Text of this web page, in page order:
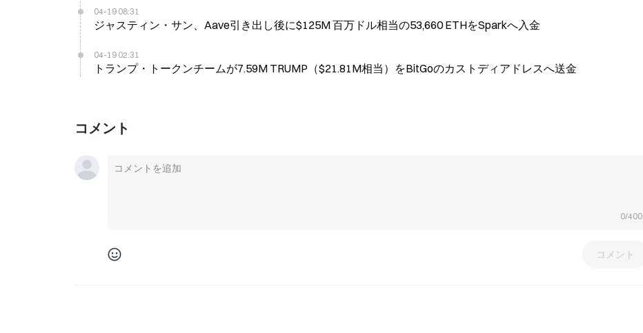
04-19 08:31
ジャスティン・サン、Aave引き出し後に$125M 百万ドル相当の53,660 ETHをSparkへ入金
04-19 02:31
トランプ・トークンチームが7.59M TRUMP（$21.81M相当）をBitGoのカストディアドレスへ送金
コメント
0/400
コメント